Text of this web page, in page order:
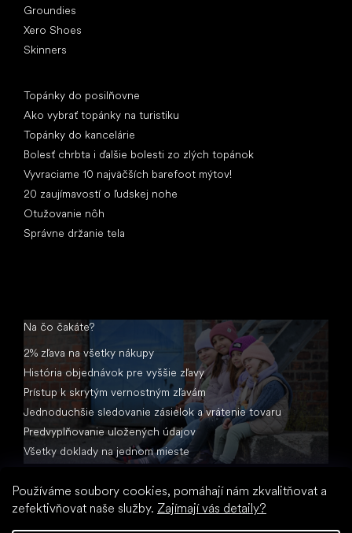
Používáme soubory cookies, pomáhají nám zkvalitňovat a
zefektivňovat naše služby. Zajímají vás detaily?
Groundies
Xero Shoes
Skinners
Topánky do posilňovne
Ako vybrať topánky na turistiku
Topánky do kancelárie
Bolesť chrbta i ďalšie bolesti zo zlých topánok
Vyvraciame 10 najväčších barefoot mýtov!
20 zaujímavostí o ľudskej nohe
Otužovanie nôh
Správne držanie tela
Na čo čakáte?
2% zľava na všetky nákupy
História objednávok pre vyššie zľavy
Prístup k skrytým vernostným zľavám
Jednoduchšie sledovanie zásielok a vrátenie tovaru
Predvyplňovanie uložených údajov
Všetky doklady na jednom mieste